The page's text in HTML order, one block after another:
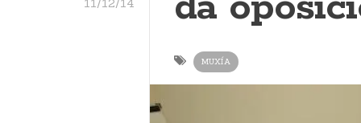
MUXÍA